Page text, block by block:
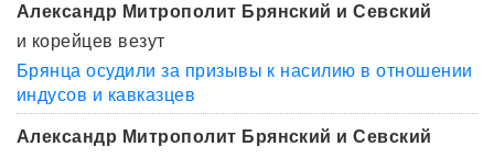
Александр Митрополит Брянский и Севский
и корейцев везут
Брянца осудили за призывы к насилию в отношении
индусов и кавказцев
Александр Митрополит Брянский и Севский